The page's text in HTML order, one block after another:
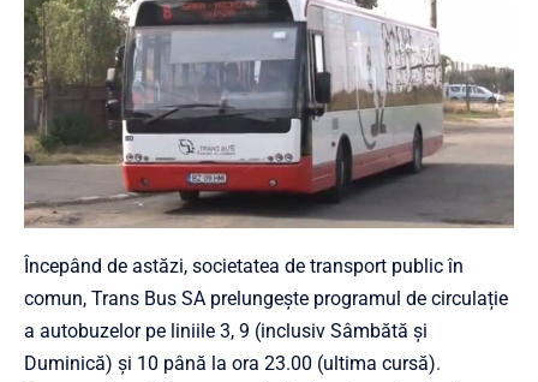
Începând de astăzi, societatea de transport public în
comun, Trans Bus SA prelungește programul de circulație
a autobuzelor pe liniile 3, 9 (inclusiv Sâmbătă și
Duminică) și 10 până la ora 23.00 (ultima cursă).